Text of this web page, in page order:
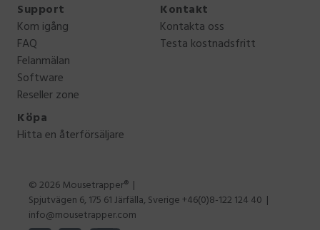
Support
Kom igång
FAQ
Felanmälan
Software
Reseller zone
Kontakt
Kontakta oss
Testa kostnadsfritt
Köpa
Hitta en återförsäljare
© 2026 Mousetrapper®
Spjutvägen 6, 175 61 Järfälla, Sverige +46(0)8-122 124 40
info@mousetrapper.com